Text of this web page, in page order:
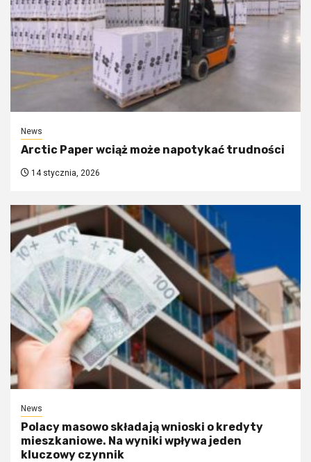
News
Arctic Paper wciąż może napotykać trudności
14 stycznia, 2026
News
Polacy masowo składają wnioski o kredyty
mieszkaniowe. Na wyniki wpływa jeden
kluczowy czynnik